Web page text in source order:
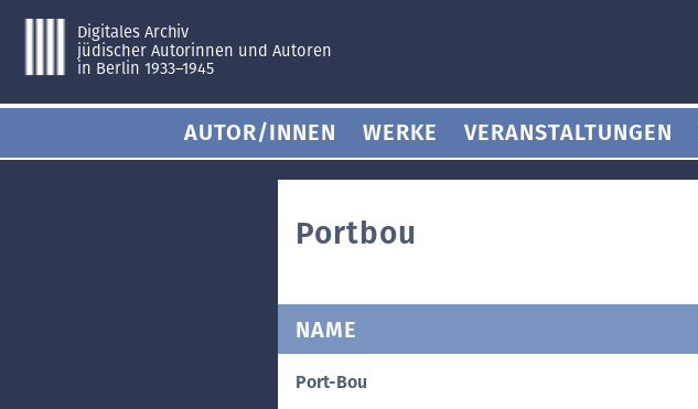
Digitales Archiv
jüdischer Autorinnen und Autoren
in Berlin 1933–1945
AUTOR/INNEN WERKE VERANSTALTUNGEN
Portbou
NAME
Port-Bou